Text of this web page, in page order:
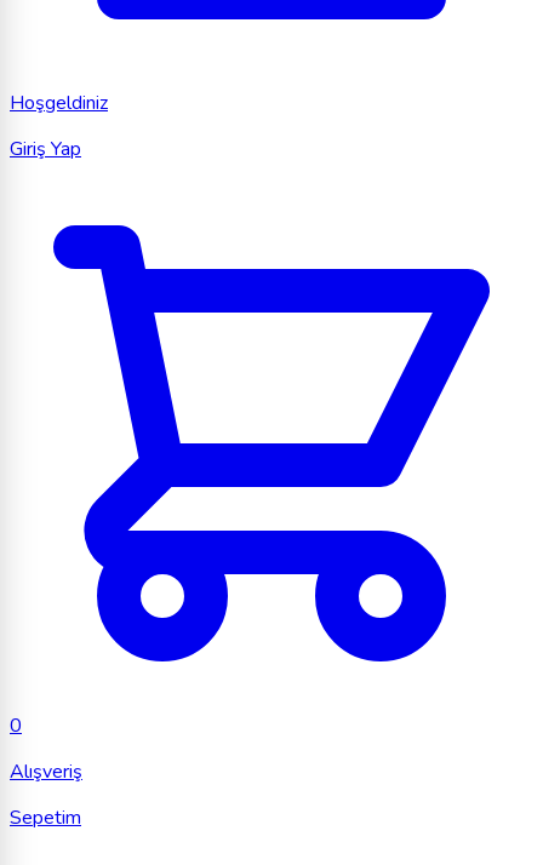
Hoşgeldiniz
Giriş Yap
0
Alışveriş
Sepetim